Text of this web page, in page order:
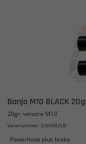
Banjo M10 BLACK
20gr. venstre M10
Varenummer: 3/60082LB
Powerhose plus brake